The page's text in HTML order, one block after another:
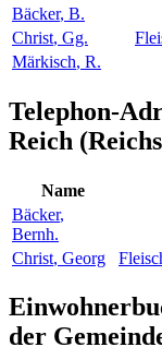
Bäcker, B.
Christ, Gg.
Märkisch, R.
Telephon-
Reich
Name
Bäcker,
Bernh.
Christ, Georg
der